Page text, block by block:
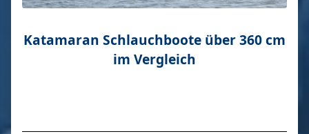
Katamaran Schlauchboote über 360 cm
im Vergleich